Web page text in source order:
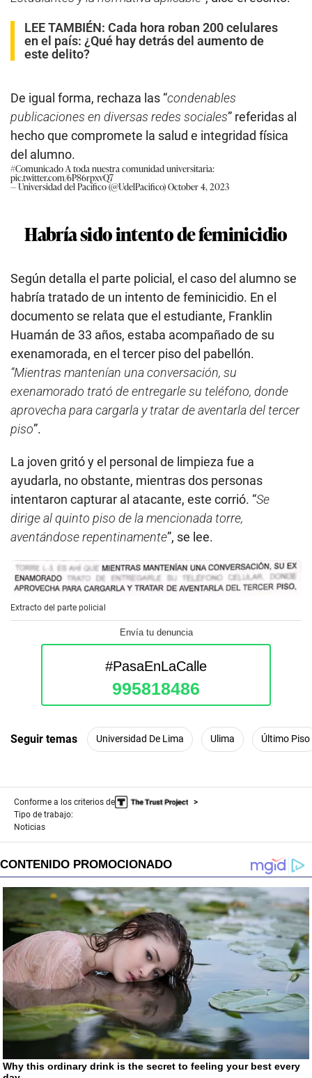
LEE TAMBIÉN: Cada hora roban 200 celulares
en el país: ¿Qué hay detrás del aumento de
este delito?
De igual forma, rechaza las “condenables
publicaciones en diversas redes sociales” referidas al
hecho que compromete la salud e integridad física
del alumno.
#ComunicadoA toda nuestra comunidad universitaria:
pic.twitter.com/6P86rpxvQ7
— Universidad del Pacífico (@UdelPacifico)October 4, 2023
Habría sido intento de feminicidio
Según detalla el parte policial, el caso del alumno se
habría tratado de un intento de feminicidio. En el
documento se relata que el estudiante, Franklin
Huamán de 33 años, estaba acompañado de su
exenamorada, en el tercer piso del pabellón.
“Mientras mantenían una conversación, su
exenamorado trató de entregarle su teléfono, donde
aprovecha para cargarla y tratar de aventarla del tercer
piso”.
La joven gritó y el personal de limpieza fue a
ayudarla, no obstante, mientras dos personas
intentaron capturar al atacante, este corrió. “Se
dirige al quinto piso de la mencionada torre,
aventándose repentinamente”, se lee.
Extracto del parte policial
Envía tu denuncia
#PasaEnLaCalle
995818486
Seguir temas Universidad De Lima Ulima Último Piso
Conforme a los criterios de
Tipo de trabajo:
Noticias